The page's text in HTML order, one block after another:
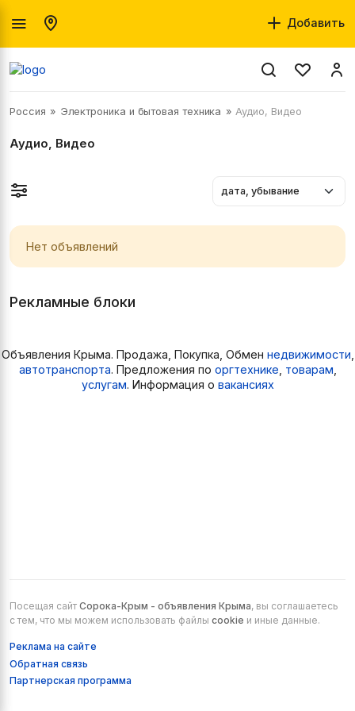
Добавить
Россия Электроника и бытовая техника Аудио, Видео
Аудио, Видео
Нет объявлений
Рекламные блоки
Объявления Крыма. Продажа, Покупка, Обмен недвижимости
автотранспорта. Предложения по оргтехнике товарам
услугам. Информация о вакансиях
Посещая сайт Сорока-Крым - объявления Крыма, вы соглашаетесь
с тем, что мы можем использовать файлы cookie и иные данные.
Реклама на сайте
Обратная связь
Партнерская программа